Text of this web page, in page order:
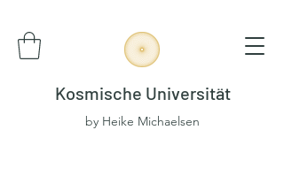
Kosmische Universität
by Heike Michaelsen